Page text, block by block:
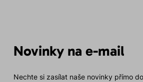
Novinky na e-mail
Nechte si zasílat naše novinky přímo